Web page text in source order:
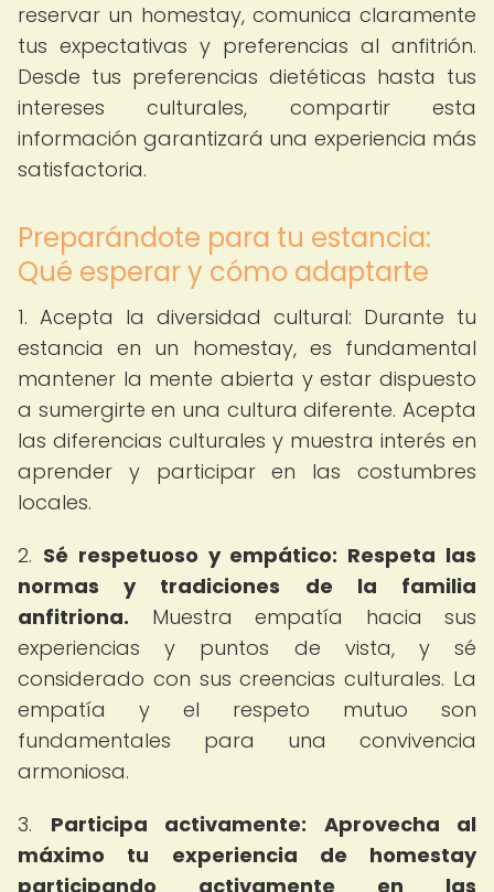
reservar un homestay, comunica claramente
tus expectativas y preferencias al anfitrión.
Desde tus preferencias dietéticas hasta tus
intereses culturales, compartir esta
información garantizará una experiencia más
satisfactoria.
Preparándote para tu estancia:
Qué esperar y cómo adaptarte
1. Acepta la diversidad cultural: Durante tu
estancia en un homestay, es fundamental
mantener la mente abierta y estar dispuesto
a sumergirte en una cultura diferente. Acepta
las diferencias culturales y muestra interés en
aprender y participar en las costumbres
locales.
2. Sé respetuoso y empático: Respeta las
normas y tradiciones de la familia
anfitriona. Muestra empatía hacia sus
experiencias y puntos de vista, y sé
considerado con sus creencias culturales. La
empatía y el respeto mutuo son
fundamentales para una convivencia
armoniosa.
3. Participa activamente: Aprovecha al
máximo tu experiencia de homestay
participando activamente en las